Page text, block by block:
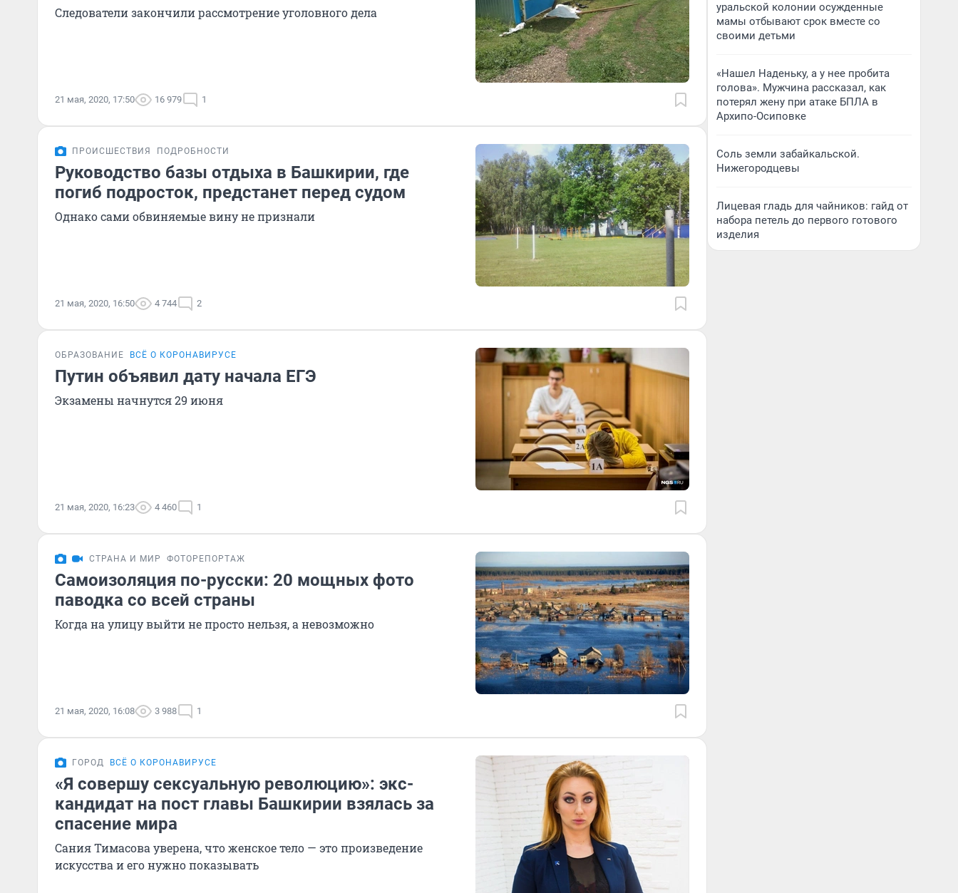
Следователи закончили рассмотрение уголовного дела
21 мая, 2020, 17:50 16 979 1
ПРОИСШЕСТВИЯ ПОДРОБНОСТИ
Руководство базы отдыха в Башкирии, где
погиб подросток, предстанет перед судом
Однако сами обвиняемые вину не признали
21 мая, 2020, 16:50 4 744 2
ОБРАЗОВАНИЕ ВСЁ О КОРОНАВИРУСЕ
Путин объявил дату начала ЕГЭ
Экзамены начнутся 29 июня
21 мая, 2020, 16:23 4 460 1
СТРАНА И МИР ФОТОРЕПОРТАЖ
Самоизоляция по-русски: 20 мощных фото
паводка со всей страны
Когда на улицу выйти не просто нельзя, а невозможно
21 мая, 2020, 16:08 3 988 1
ГОРОД ВСЁ О КОРОНАВИРУСЕ
«Я совершу сексуальную революцию»: экс-
кандидат на пост главы Башкирии взялась за
спасение мира
Сания Тимасова уверена, что женское тело — это произведение
искусства и его нужно показывать
уральской колонии осужденные
мамы отбывают срок вместе со
своими детьми
«Нашел Наденьку, а у нее пробита
голова». Мужчина рассказал, как
потерял жену при атаке БПЛА в
Архипо-Осиповке
Соль земли забайкальской.
Нижегородцевы
Лицевая гладь для чайников: гайд от
набора петель до первого готового
изделия